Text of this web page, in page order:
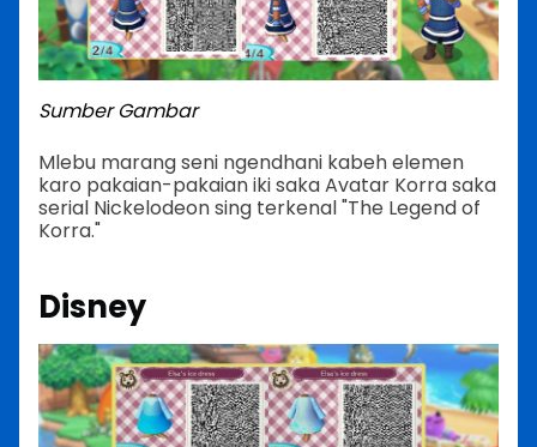
Sumber Gambar
Mlebu marang seni ngendhani kabeh elemen
karo pakaian-pakaian iki saka Avatar Korra saka
serial Nickelodeon sing terkenal "The Legend of
Korra."
Disney